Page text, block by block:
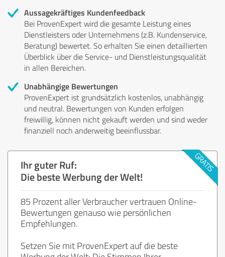
Aussagekräftiges Kundenfeedback
Bei ProvenExpert wird die gesamte Leistung eines
Dienstleisters oder Unternehmens (z.B. Kundenservice,
Beratung) bewertet. So erhalten Sie einen detaillierten
Überblick über die Service- und Dienstleistungsqualität
in allen Bereichen.
Unabhängige Bewertungen
ProvenExpert ist grundsätzlich kostenlos, unabhängig
und neutral. Bewertungen von Kunden erfolgen
freiwillig, können nicht gekauft werden und sind weder
finanziell noch anderweitig beeinflussbar.
Ihr guter Ruf:
Die beste Werbung der Welt!
85 Prozent aller Verbraucher vertrauen Online-
Bewertungen genauso wie persönlichen
Empfehlungen.
Setzen Sie mit ProvenExpert auf die beste